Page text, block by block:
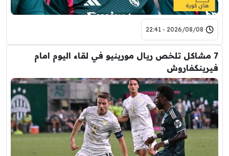
2026/08/08 - 22:41
7 مشاكل تلخص ريال مورينيو في لقاء اليوم امام
فيرينكفاروش